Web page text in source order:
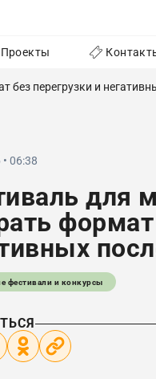
Проекты
перегрузки и
06:38
для
формат
фестивали и конкурсы